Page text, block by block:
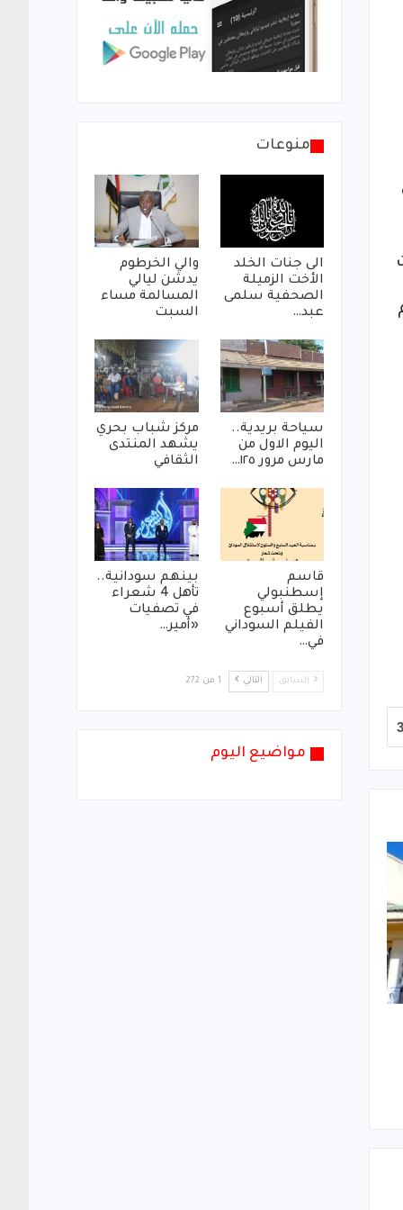
منوعات
الى جنات الخلد
الأخت الزميلة
الصحفية سلمى
عبد…
والي الخرطوم
يدشن ليالي
المسالمة مساء
السبت
سياحة بريدية..
اليوم الاول من
مارس مرور ١٢٥…
مركز شباب بحري
يشهد المنتدى
الثقافي
قاسم
إسطنبولي
يطلق أسبوع
الفيلم السوداني
في…
بينهم سودانية..
تأهل 4 شعراء
في تصفيات
«أمير…
السابق التالي 1 من 272
مواضيع اليوم